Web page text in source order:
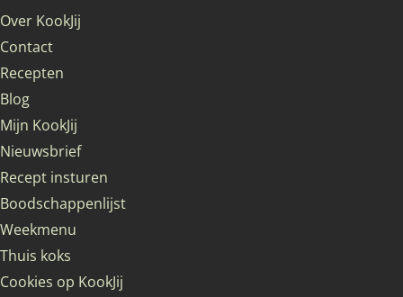
Over KookJij
Contact
Recepten
Blog
Mijn KookJij
Nieuwsbrief
Recept insturen
Boodschappenlijst
Weekmenu
Thuis koks
Cookies op KookJij